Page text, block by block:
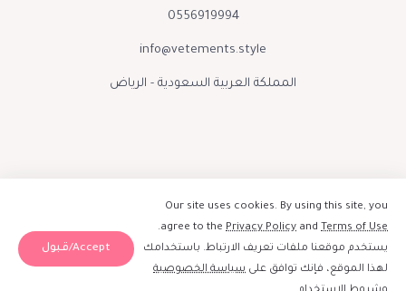
0556919994
info@vetements.style
المملكة العربية السعودية - الرياض
صنع بحب بواسطة فيتمينتس الينور 2026
إبقوا على تواصل :
Our site uses cookies. By using this site, you
agree to the Privacy Policy and Terms of Use
.
يستخدم موقعنا ملفات تعريف الارتباط. باستخدامك
لهذا الموقع، فإنك توافق على سياسة الخصوصية
Accept/قبول